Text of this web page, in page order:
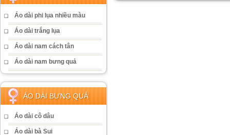
Áo dài phi lụa nhiều màu
Áo dài trắng lụa
Áo dài nam cách tân
Áo dài nam bưng quả
ÁO DÀI BƯNG QUẢ
Áo dài cô dâu
Áo dài bà Sui